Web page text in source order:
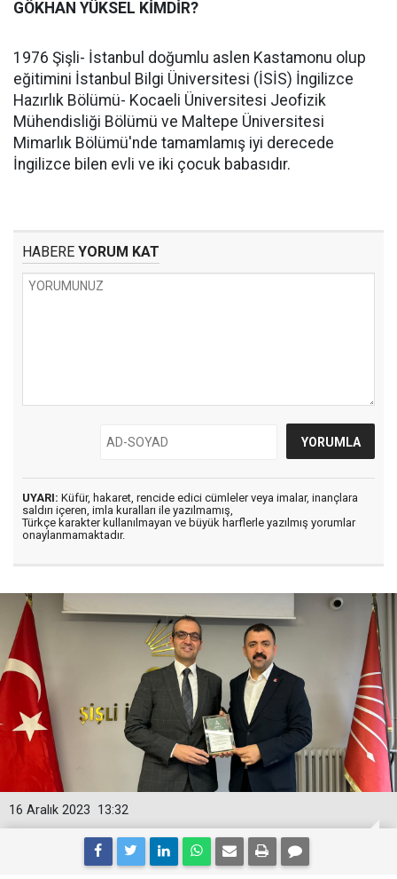
GÖKHAN YÜKSEL KİMDİR?
1976 Şişli- İstanbul doğumlu aslen Kastamonu olup
eğitimini İstanbul Bilgi Üniversitesi (İSİS) İngilizce
Hazırlık Bölümü- Kocaeli Üniversitesi Jeofizik
Mühendisliği Bölümü ve Maltepe Üniversitesi
Mimarlık Bölümü'nde tamamlamış iyi derecede
İngilizce bilen evli ve iki çocuk babasıdır.
HABERE YORUM KAT
UYARI: Küfür, hakaret, rencide edici cümleler veya imalar, inançlara
saldırı içeren, imla kuralları ile yazılmamış,
Türkçe karakter kullanılmayan ve büyük harflerle yazılmış yorumlar
onaylanmamaktadır.
13:32
16 Aralık 2023